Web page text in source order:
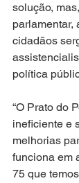
solução,
parlamentar,
cidadãos
política
“O Prato do
ineficiente e
melhorias
funciona em
75 que